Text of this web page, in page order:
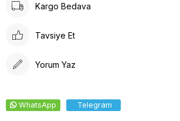
Kargo Bedava
Tavsiye Et
Yorum Yaz
WhatsApp Telegram